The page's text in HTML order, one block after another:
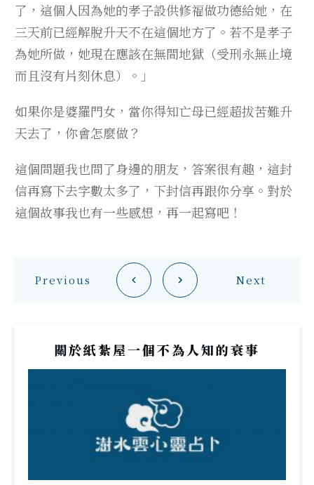
了，這個人因為她的孝子設供修福做功德給她，在
三天前已經解脫升天不在這個地方了。若不是孝子
為她所做，她現在應該在無間地獄（受刑永無止境
而且沒有片刻休息）。」
如果你是婆羅門女，當你得知亡母已經超拔苦難升
天去了，你會怎麼做？
這個問題我也問了身邊的朋友，答案很有趣，這封
信再寫下去字數太多了，下封信再跟你分享。對於
這個故事我也有一些感想，再一起寫吧！
Previous Next
關於紙紮屋一個不為人知的衰事